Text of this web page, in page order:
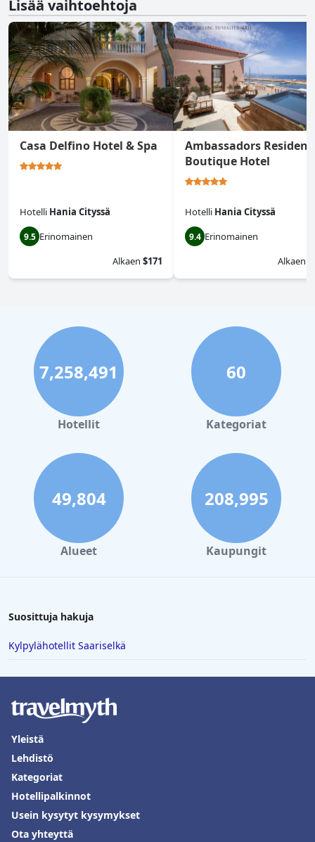
Lisää vaihtoehtoja
Casa Delfino Hotel & Spa
Hotelli Hania Cityssä
9.5 Erinomainen
Alkaen $171
Ambassadors
Boutique Hotel
Hotelli Hania Cityssä
9.4 Erinomainen
Alkaen
7,258,491
Hotellit
60
Kategoriat
49,804
Alueet
208,995
Kaupungit
Suosittuja hakuja
Kylpylähotellit Saariselkä
Yleistä
Lehdistö
Kategoriat
Hotellipalkinnot
Usein kysytyt kysymykset
Ota yhteyttä